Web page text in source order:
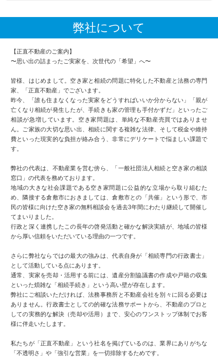
弊社について
【正直不動産のご案内】
〜思い出の詰まったご実家を、次世代の「希望」へ〜
皆様、はじめまして。空き家と相続の問題に特化した不動産と法務の専門
家、「正直不動産」でございます。
昨今、「誰も住まなくなった実家をどうすればいいか分からない」「親が
亡くなり相続が発生したが、手続きも家の管理も手付かずだ」といったご
相談が急増しています。空き家問題は、単純な不動産売買ではありませ
ん。ご家族の大切な思い出、相続に関する複雑な法律、そして税金や維持
費といった現実的な負担が絡み合う、非常にデリケートで悩ましい課題で
す。
弊社の代表は、不動産業を営む傍ら、「一般社団法人相続と空き家の相談
窓口」の代表を務めております。
地域の大きな社会課題である空き家問題に公益的な立場から取り組むた
め、隣接する倉敷市におきましては、倉敷市との「共催」という形で、市
民の皆様に向けた空き家の無料相談会を過去3年間にわたり継続して開催し
てまいりました。
行政と深く連携したこの長年の啓発活動と確かな解決実績が、地域の皆様
から厚い信頼をいただいている理由の一つです。
さらに弊社ならではの最大の強みは、代表自身が「相続専門の行政書士」
として活動している点にあります。
通常、実家を売却・活用する前には、遺産分割協議書の作成や戸籍の収集
といった煩雑な「相続手続き」という高い壁が存在します。
弊社にご相談いただければ、法務事務所と不動産会社を別々に回る必要は
ありません。行政書士としての的確な法務サポートから、不動産のプロと
しての実務的な解決（売却や活用）まで、安心のワンストップ体制でお客
様に伴走いたします。
私たちが「正直不動産」という社名を掲げているのは、業界にありがちな
「不透明さ」や「強引な営業」を一切排除するためです。